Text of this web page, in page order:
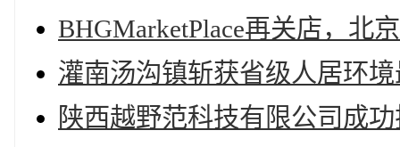
BHGMarketPlace再关店，北
灌南汤沟镇斩获省级人居环
陕西越野范科技有限公司成